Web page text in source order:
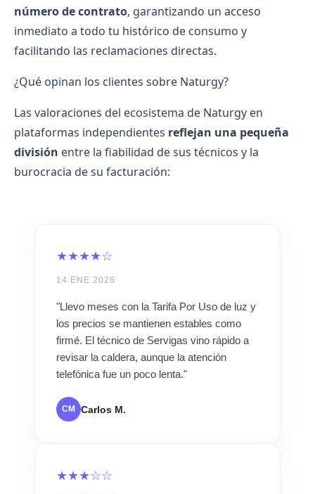
número de contrato, garantizando un acceso
inmediato a todo tu histórico de consumo y
facilitando las reclamaciones directas.
¿Qué opinan los clientes sobre Naturgy?
Las valoraciones del ecosistema de Naturgy en
plataformas independientes reflejan una pequeña
división entre la fiabilidad de sus técnicos y la
burocracia de su facturación:
★★★★☆
14 ENE 2026
"Llevo meses con la Tarifa Por Uso de luz y
los precios se mantienen estables como
firmé. El técnico de Servigas vino rápido a
revisar la caldera, aunque la atención
telefónica fue un poco lenta."
CM Carlos M.
★★★☆☆